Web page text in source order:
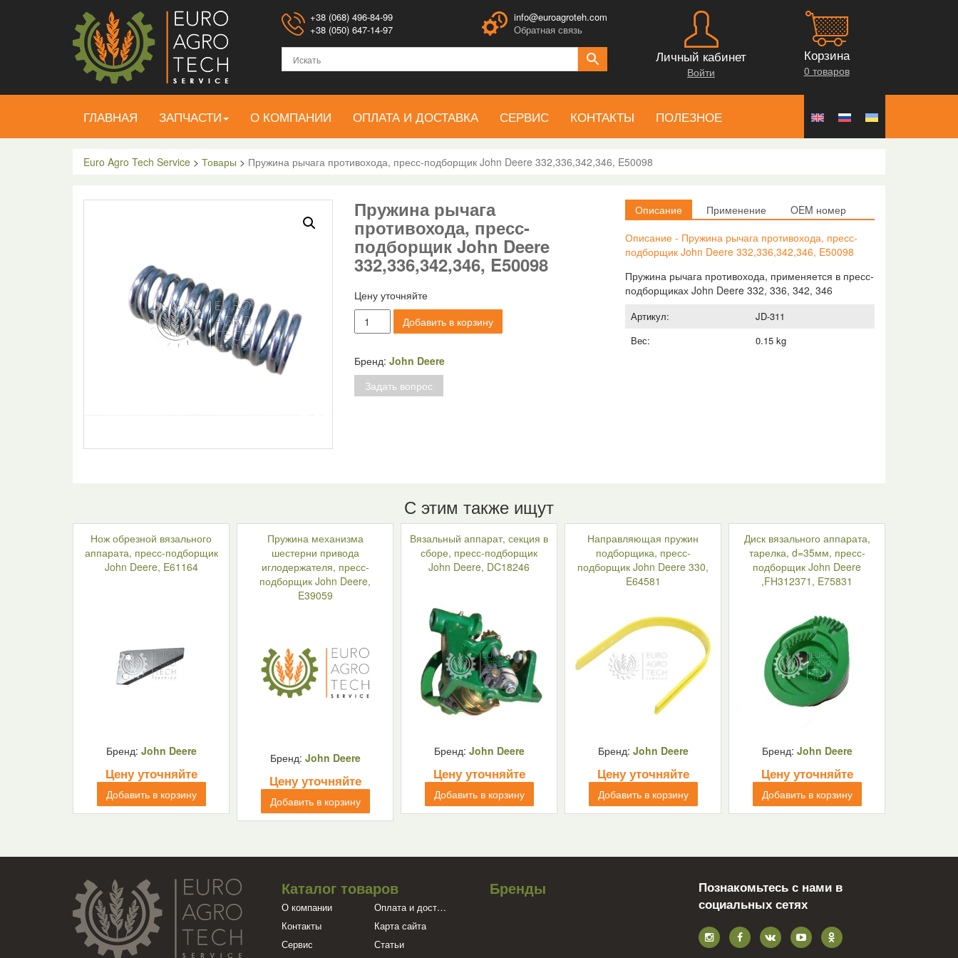
+38 (068) 496-84-99
+38 (050) 647-14-97
info@euroagroteh.com
Обратная связь
Личный кабинет
Войти
Корзина
0 товаров
ГЛАВНАЯ ЗАПЧАСТИ О КОМПАНИИ ОПЛАТА И ДОСТАВКА СЕРВИС КОНТАКТЫ ПОЛЕЗНОЕ
Euro Agro Tech Service > Товары > Пружина рычага противохода, пресс-подборщик John Deere 332,336,342,346, E50098
Пружина рычага
противохода, пресс-
подборщик John Deere
332,336,342,346, E50098
Цену уточняйте
Количество
товара
рычага
противохода,
пресс-
Добавить в корзину
Бренд: John Deere
Задать вопрос
Описание Применение
OEM номер
Описание - Пружина рычага противохода, пресс-
подборщик John Deere 332,336,342,346, E50098
Пружина рычага противохода, применяется в пресс-
подборщиках John Deere 332, 336, 342, 346
Артикул:
JD-311
Вес:
0.15 kg
С этим также ищут
Нож обрезной вязального
аппарата, пресс-подборщик
John Deere, E61164
Бренд: John Deere
Цену уточняйте
Добавить в корзину
Пружина механизма
шестерни привода
иглодержателя, пресс-
подборщик John Deere,
E39059
Бренд: John Deere
Цену уточняйте
Добавить в корзину
Вязальный аппарат, секция в
сборе, пресс-подборщик
John Deere, DC18246
Бренд: John Deere
Цену уточняйте
Добавить в корзину
Направляющая пружин
подборщика, пресс-
подборщик John Deere 330,
E64581
Бренд: John Deere
Цену уточняйте
Добавить в корзину
Диск вязального аппарата,
тарелка, d=35мм, пресс-
подборщик John Deere
,FH312371, E75831
Бренд: John Deere
Цену уточняйте
Добавить в корзину
Каталог товаров
О компании
Оплата и доставка
Контакты
Карта сайта
Сервис
Статьи
Бренды
Познакомьтесь с нами в
социальных сетях